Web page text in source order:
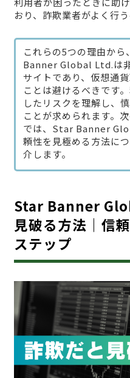
おり、詐欺業者がよく行う
これらの5つの理由か
Banner Global Ltd.は
サイトであり、仮想通
ことは避けるべきです
したリスクを理解し、
ことが求められます。
では、Star Banner
頼性を見極める方法に
介します。
Star Banner
見破る方法｜信
ステップ